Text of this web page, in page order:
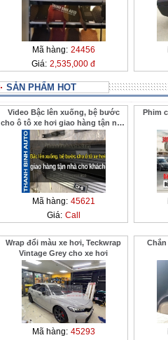
Mã hàng: 24456
Giá: 2,535,000 đ
SẢN PHẨM HOT
Video Bậc lên xuống, bệ bước
cho ô tô xe hơi giao hàng tận nhà
cho khách ở xa ThanhBinhAuto
Mã hàng: 45621
Giá: Call
Phim
Wrap đổi màu xe hơi, Teckwrap
Vintage Grey cho xe hơi
Mã hàng: 45293